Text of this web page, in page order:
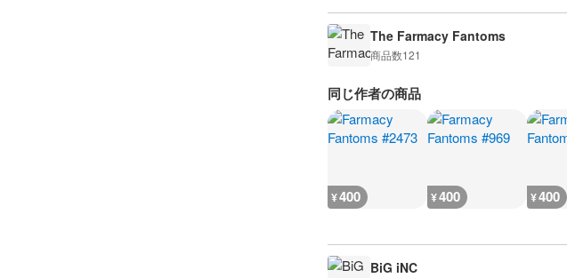
The Farmacy Fantoms
商品数121
同じ作者の商品
¥400 ¥400 ¥400
BiG iNC